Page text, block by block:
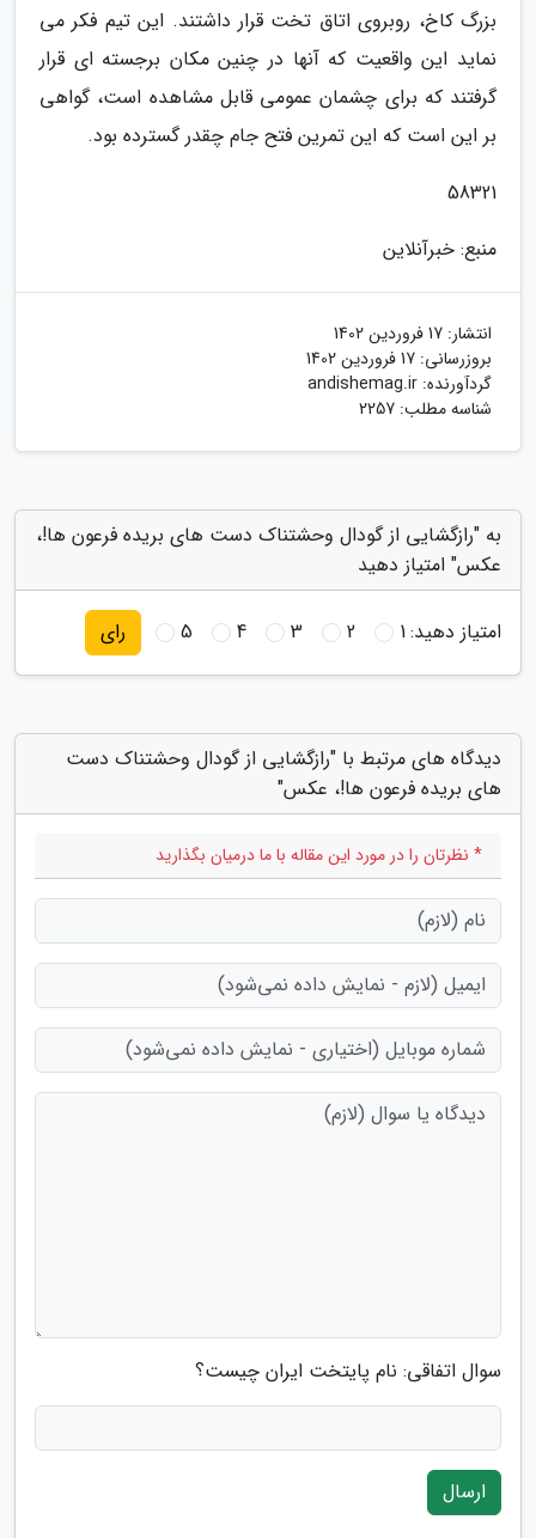
بزرگ کاخ، روبروی اتاق تخت قرار داشتند. این تیم فکر می
نماید این واقعیت که آنها در چنین مکان برجسته ای قرار
گرفتند که برای چشمان عمومی قابل مشاهده است، گواهی
بر این است که این تمرین فتح جام چقدر گسترده بود.
58321
منبع: خبرآنلاین
انتشار: 17 فروردین 1402
بروزرسانی: 17 فروردین 1402
گردآورنده: andishemag.ir
شناسه مطلب: 2257
به "رازگشایی از گودال وحشتناک دست های بریده فرعون ها!،
عکس" امتیاز دهید
امتیاز دهید:1
2
3
4
5 رای
دیدگاه های مرتبط با "رازگشایی از گودال وحشتناک دست
های بریده فرعون ها!، عکس"
* نظرتان را در مورد این مقاله با ما درمیان بگذارید
سوال اتفاقی: نام پایتخت ایران چیست؟
ارسال